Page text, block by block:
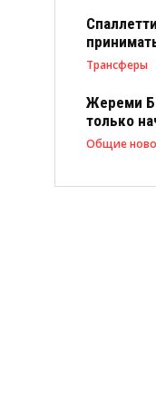
Трансферы
Жереми
только
Общие